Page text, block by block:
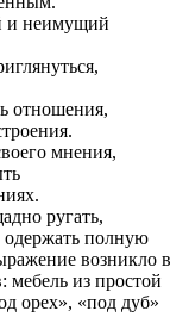
и неимущий
отношения,
мнения,
ругать,
одержать полную
возникло в
мебель из простой
орех», «под дуб»